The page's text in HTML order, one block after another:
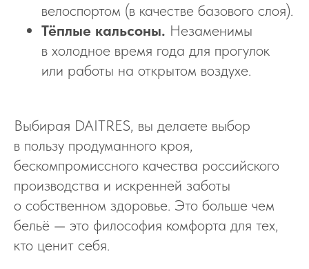
велоспортом (в качестве базового слоя).
Тёплые кальсоны. Незаменимы
в холодное время года для прогулок
или работы на открытом воздухе.
Выбирая DAITRES, вы делаете выбор
в пользу продуманного кроя,
бескомпромиссного качества российского
производства и искренней заботы
о собственном здоровье. Это больше чем
бельё — это философия комфорта для тех,
кто ценит себя.